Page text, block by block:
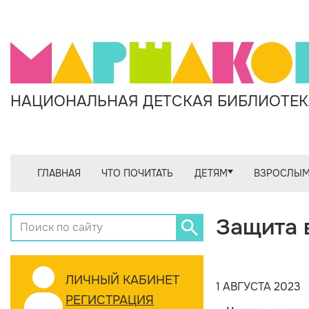
НАЦИОНАЛЬНАЯ ДЕТСКАЯ
ГЛАВНАЯ ЧТО ПОЧИТАТЬ ДЕТЯМ
ЛИЧНЫЙ КАБИНЕТ
РЕГИСТРАЦИЯ
Защита
1 АВГУСТА 2023